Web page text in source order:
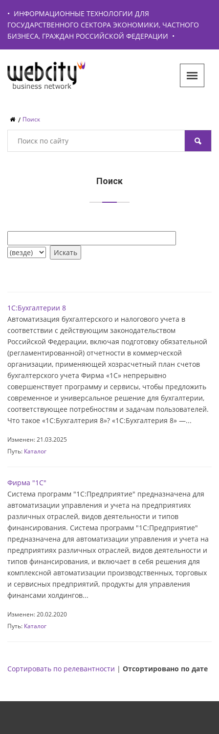
• ИНФОРМАЦИОННЫЕ ТЕХНОЛОГИИ ДЛЯ
ГОСУДАРСТВЕННОГО СЕКТОРА ЭКОНОМИКИ, ЧАСТНОГО
БИЗНЕСА, ГРАЖДАН РОССИЙСКОЙ ФЕДЕРАЦИИ •
Поиск
Поиск
1С:Бухгалтерии 8
Автоматизация бухгалтерского и налогового учета в
соответствии с действующим законодательством
Российской Федерации, включая подготовку обязательной
(регламентированной) отчетности в коммерческой
организации, применяющей хозрасчетный план счетов
бухгалтерского учета Фирма «1С» непрерывно
совершенствует программу и сервисы, чтобы предложить
современное и универсальное решение для бухгалтерии,
соответствующее потребностям и задачам пользователей.
Что такое «1C:Бухгалтерия 8»? «1C:Бухгалтерия 8» —...
Изменен: 21.03.2025
Путь: Каталог
Фирма "1С"
Система программ "1С:Предприятие" предназначена для
автоматизации управления и учета на предприятиях
различных отраслей, видов деятельности и типов
финансирования. Система программ "1С:Предприятие"
предназначена для автоматизации управления и учета на
предприятиях различных отраслей, видов деятельности и
типов финансирования, и включает в себя решения для
комплексной автоматизации производственных, торговых
и сервисных предприятий, продукты для управления
финансами холдингов...
Изменен: 20.02.2020
Путь: Каталог
Сортировать по релевантности | Отсортировано по дате